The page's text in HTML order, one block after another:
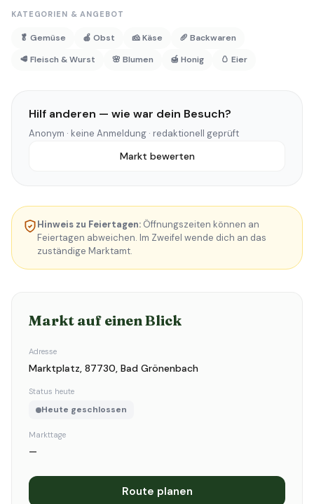
KATEGORIEN & ANGEBOT
🥬 Gemüse 🍎 Obst 🧀 Käse
🥖 Backwaren
🥩 Fleisch & Wurst
🌸 Blumen 🍯 Honig 🥚 Eier
Hilf anderen — wie war dein Besuch?
Anonym · keine Anmeldung · redaktionell geprüft
Markt bewerten
Hinweis zu Feiertagen: Öffnungszeiten können an
Feiertagen abweichen. Im Zweifel wende dich an das
zuständige Marktamt.
Markt auf einen Blick
Adresse
Marktplatz, 87730, Bad Grönenbach
Status heute
Heute geschlossen
Markttage
—
Route planen